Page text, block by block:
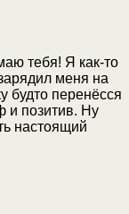
тебя! Я как-то
меня на
будто перенёсся
и позитив. Ну
настоящий